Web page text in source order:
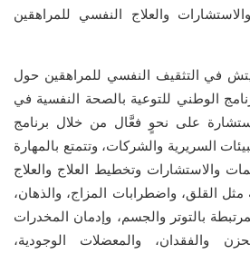
والعلاج النفسي للمراهقين
في التثقيف النفسي للمراهقين حول
الوطني للتوعية بالصحة النفسية في
على نحوٍ فعَّال من خلال برنامج
السريرية والشركات، وتتمتع بالمهارة
والاستشارات وتخطيط العلاج والعلاج
القلق، واضطرابات المزاج، والذهان،
بالتوتر والجسم، وإدمان المخدرات
والفقدان، والمعضلات الوجودية،